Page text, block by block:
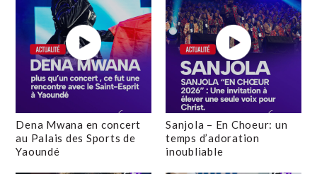
Dena Mwana en concert
au Palais des Sports de
Yaoundé
Sanjola – En Choeur: un
temps d’adoration
inoubliable